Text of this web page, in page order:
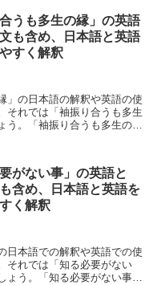
合うも多生の縁」の英語
も含め、日本語と英語
すく解釈
」の日本語の解釈や英語の使
それでは「袖振り合うも多生
う。「袖振り合うも多生の
要がない事」の英語と
含め、日本語と英語を
く解釈
日本語での解釈や英語での使
それでは「知る必要がない
ょう。「知る必要がない事」